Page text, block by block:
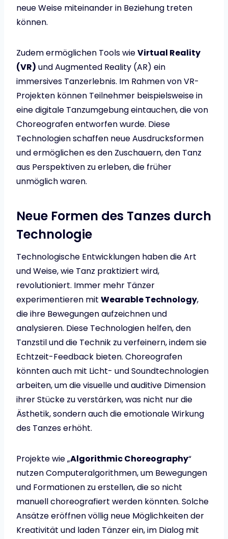
neue Weise miteinander in Beziehung treten
können.
Zudem ermöglichen Tools wieVirtual Reality
(VR) und Augmented Reality (AR) ein
immersives Tanzerlebnis. Im Rahmen von VR-
Projekten können Teilnehmer beispielsweise in
eine digitale Tanzumgebung eintauchen, die von
Choreografen entworfen wurde. Diese
Technologien schaffen neue Ausdrucksformen
und ermöglichen es den Zuschauern, den Tanz
aus Perspektiven zu erleben, die früher
unmöglich waren.
Neue Formen des Tanzes durch
Technologie
Technologische Entwicklungen haben die Art
und Weise, wie Tanz praktiziert wird,
revolutioniert. Immer mehr Tänzer
experimentieren mit Wearable Technology,
die ihre Bewegungen aufzeichnen und
analysieren. Diese Technologien helfen, den
Tanzstil und die Technik zu verfeinern, indem sie
Echtzeit-Feedback bieten. Choreografen
könnten auch mit Licht- und Soundtechnologien
arbeiten, um die visuelle und auditive Dimension
ihrer Stücke zu verstärken, was nicht nur die
Ästhetik, sondern auch die emotionale Wirkung
des Tanzes erhöht.
Projekte wie „Algorithmic Choreography“
nutzen Computeralgorithmen, um Bewegungen
und Formationen zu erstellen, die so nicht
manuell choreografiert werden könnten. Solche
Ansätze eröffnen völlig neue Möglichkeiten der
Kreativität und laden Tänzer ein, im Dialog mit